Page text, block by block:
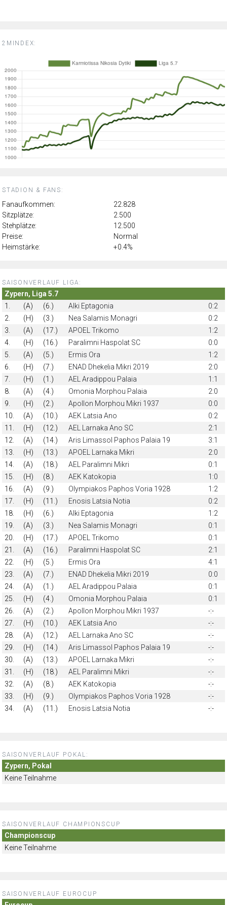
2MINDEX:
STADION & FANS:
Fanaufkommen:
22.828
Sitzplätze:
2.500
Stehplätze:
12.500
Preise:
Normal
Heimstärke:
+0.4%
SAISONVERLAUF LIGA:
Zypern, Liga 5.7
1.
(A) (6.) Alki Eptagonia
0:2
2.
(H) (3.) Nea Salamis Monagri
0:2
3.
(A) (17.) APOEL Trikomo
1:2
4.
(H) (16.) Paralimni Haspolat SC
0:0
5.
(A) (5.) Ermis Ora
1:2
6.
(H) (7.) ENAD Dhekelia Mikri 2019
2:0
7.
(H) (1.) AEL Aradippou Palaia
1:1
8.
(A) (4.) Omonia Morphou Palaia
2:0
9.
(H) (2.) Apollon Morphou Mikri 1937
0:0
10.
(A) (10.) AEK Latsia Ano
0:2
11.
(H) (12.) AEL Larnaka Ano SC
2:1
12.
(A) (14.) Aris Limassol Paphos Palaia 19
3:1
13.
(H) (13.) APOEL Larnaka Mikri
2:0
14.
(A) (18.) AEL Paralimni Mikri
0:1
15.
(H) (8.) AEK Katokopia
1:0
16.
(A) (9.) Olympiakos Paphos Voria 1928
1:2
17.
(H) (11.) Enosis Latsia Notia
0:2
18.
(H) (6.) Alki Eptagonia
1:2
19.
(A) (3.) Nea Salamis Monagri
0:1
20.
(H) (17.) APOEL Trikomo
0:1
21.
(A) (16.) Paralimni Haspolat SC
2:1
22.
(H) (5.) Ermis Ora
4:1
23.
(A) (7.) ENAD Dhekelia Mikri 2019
0:0
24.
(A) (1.) AEL Aradippou Palaia
0:1
25.
(H) (4.) Omonia Morphou Palaia
0:1
26.
(A) (2.) Apollon Morphou Mikri 1937
-:-
27.
(H) (10.) AEK Latsia Ano
-:-
28.
(A) (12.) AEL Larnaka Ano SC
-:-
29.
(H) (14.) Aris Limassol Paphos Palaia 19
-:-
30.
(A) (13.) APOEL Larnaka Mikri
-:-
31.
(H) (18.) AEL Paralimni Mikri
-:-
32.
(A) (8.) AEK Katokopia
-:-
33.
(H) (9.) Olympiakos Paphos Voria 1928
-:-
34.
(A) (11.) Enosis Latsia Notia -:-
SAISONVERLAUF POKAL:
Zypern, Pokal
Keine Teilnahme
SAISONVERLAUF CHAMPIONSCUP
Championscup
Keine Teilnahme
SAISONVERLAUF EUROCUP